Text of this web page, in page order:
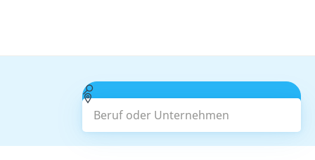
Beruf oder Unternehmen
Suchen